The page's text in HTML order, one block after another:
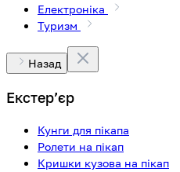
Електроніка
Туризм
Назад
Екстерʼєр
Кунги для пікапа
Ролети на пікап
Кришки кузова на пікап